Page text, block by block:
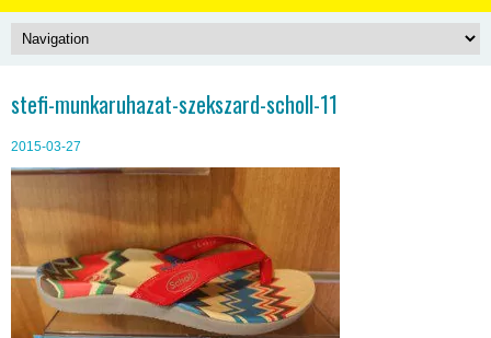
stefi-munkaruhazat-szekszard-scholl-11
2015-03-27